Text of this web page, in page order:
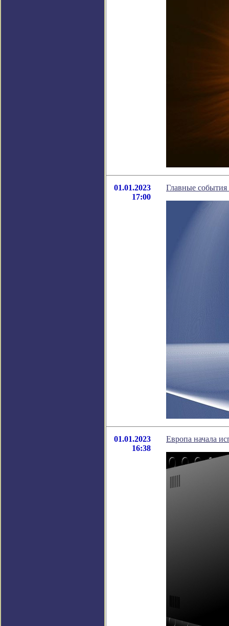
01.01.2023
17:00
Главные события
01.01.2023
16:38
Европа начала